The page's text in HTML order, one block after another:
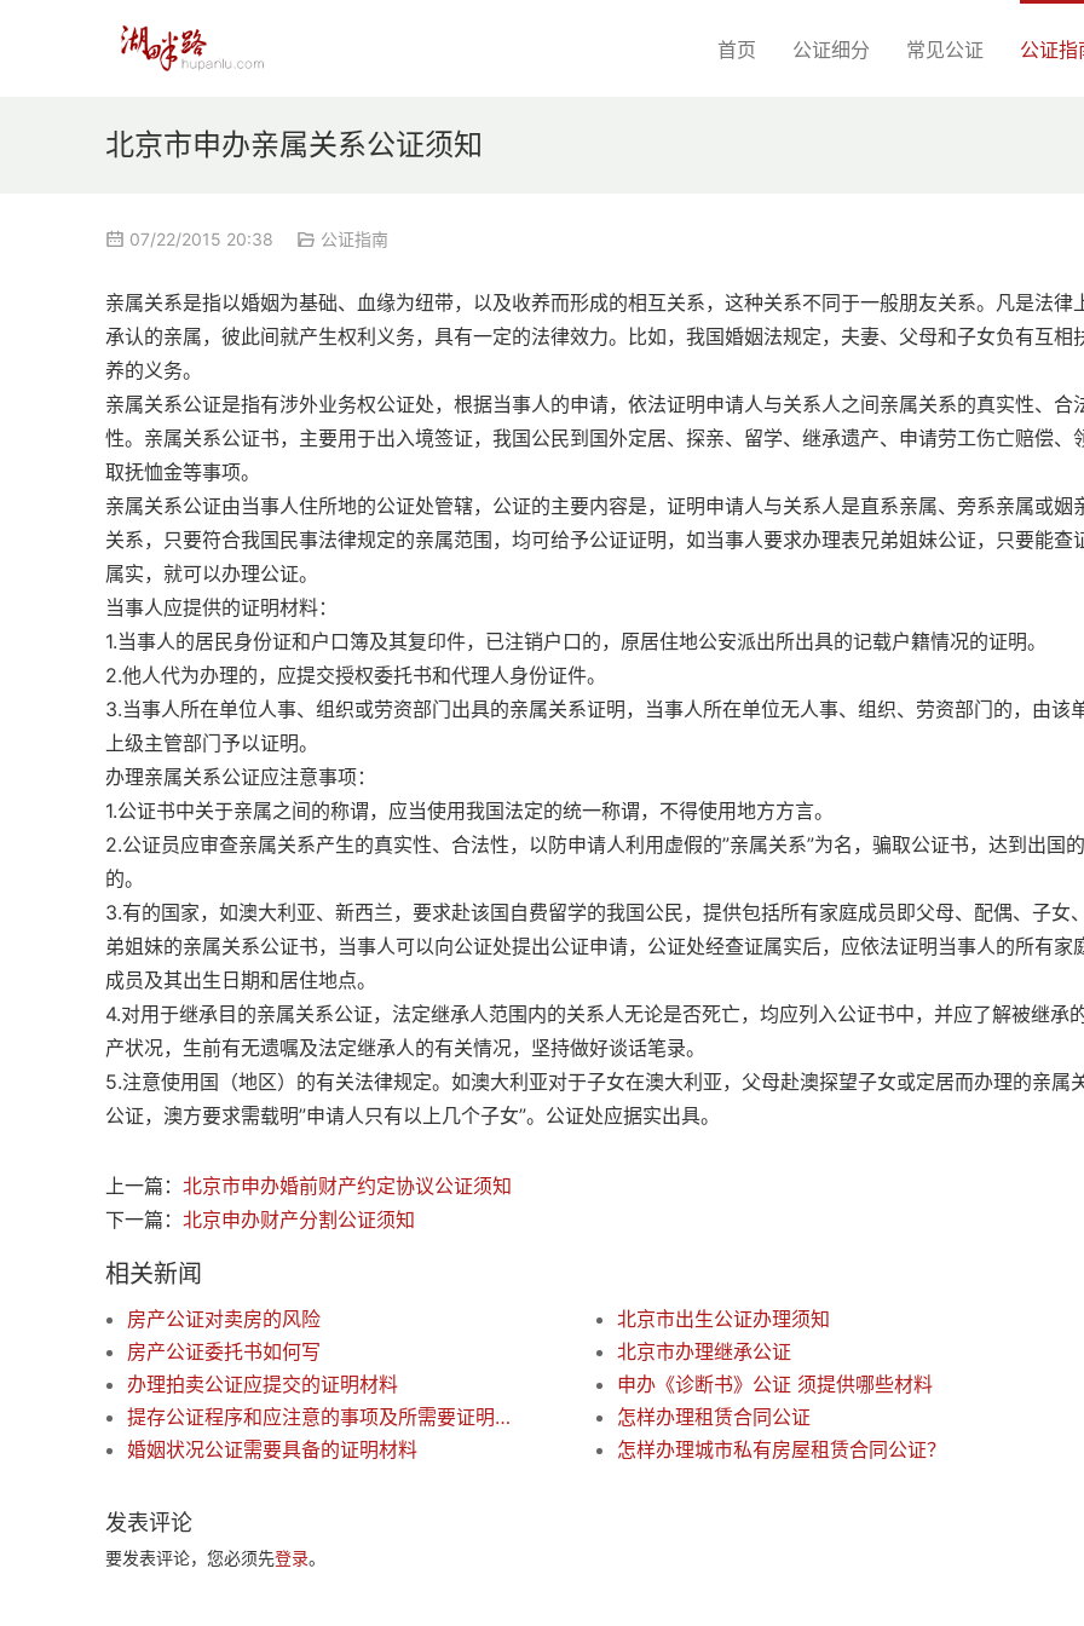
首页 公证细分 常见公证 公证指
北京市申办亲属关系公证须知
07/22/2015 20:38 公证指南
亲属关系是指以婚姻为基础、血缘为纽带，以及收养而形成的相互关系，这种关系不同于一般朋友关系。凡是法律
承认的亲属，彼此间就产生权利义务，具有一定的法律效力。比如，我国婚姻法规定，夫妻、父母和子女负有互相
养的义务。
亲属关系公证是指有涉外业务权公证处，根据当事人的申请，依法证明申请人与关系人之间亲属关系的真实性、合
性。亲属关系公证书，主要用于出入境签证，我国公民到国外定居、探亲、留学、继承遗产、申请劳工伤亡赔偿、
取抚恤金等事项。
亲属关系公证由当事人住所地的公证处管辖，公证的主要内容是，证明申请人与关系人是直系亲属、旁系亲属或姻
关系，只要符合我国民事法律规定的亲属范围，均可给予公证证明，如当事人要求办理表兄弟姐妹公证，只要能查
属实，就可以办理公证。
当事人应提供的证明材料：
1.当事人的居民身份证和户口簿及其复印件，已注销户口的，原居住地公安派出所出具的记载户籍情况的证明。
2.他人代为办理的，应提交授权委托书和代理人身份证件。
3.当事人所在单位人事、组织或劳资部门出具的亲属关系证明，当事人所在单位无人事、组织、劳资部门的，由该
上级主管部门予以证明。
办理亲属关系公证应注意事项：
1.公证书中关于亲属之间的称谓，应当使用我国法定的统一称谓，不得使用地方方言。
2.公证员应审查亲属关系产生的真实性、合法性，以防申请人利用虚假的”亲属关系”为名，骗取公证书，达到出国
的。
3.有的国家，如澳大利亚、新西兰，要求赴该国自费留学的我国公民，提供包括所有家庭成员即父母、配偶、子女
弟姐妹的亲属关系公证书，当事人可以向公证处提出公证申请，公证处经查证属实后，应依法证明当事人的所有家
成员及其出生日期和居住地点。
4.对用于继承目的亲属关系公证，法定继承人范围内的关系人无论是否死亡，均应列入公证书中，并应了解被继承
产状况，生前有无遗嘱及法定继承人的有关情况，坚持做好谈话笔录。
5.注意使用国（地区）的有关法律规定。如澳大利亚对于子女在澳大利亚，父母赴澳探望子女或定居而办理的亲属
公证，澳方要求需载明”申请人只有以上几个子女”。公证处应据实出具。
上一篇： 北京市申办婚前财产约定协议公证须知
下一篇： 北京申办财产分割公证须知
相关新闻
房产公证对卖房的风险
北京市出生公证办理须知
房产公证委托书如何写
北京市办理继承公证
办理拍卖公证应提交的证明材料
申办《诊断书》公证 须提供哪些材料
提存公证程序和应注意的事项及所需要证明材料
怎样办理租赁合同公证
婚姻状况公证需要具备的证明材料
怎样办理城市私有房屋租赁合同公证？
发表评论
要发表评论，您必须先登录。